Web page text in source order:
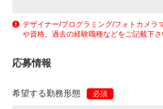
デザイナー/プログラミング/フォトカメラ
や資格、過去の経験職種などをご記載下さ
応募情報
希望する勤務形態 必須